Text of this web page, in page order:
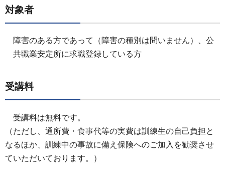
対象者
障害のある方であって（障害の種別は問いません）、公
共職業安定所に求職登録している方
受講料
受講料は無料です。
（ただし、通所費・食事代等の実費は訓練生の自己負担と
なるほか、訓練中の事故に備え保険へのご加入を勧奨させ
ていただいております。）